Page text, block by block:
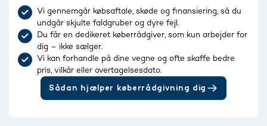
Vi gennemgår købsaftale, skøde og finansiering, så du
undgår skjulte faldgruber og dyre fejl.
Du får en dedikeret køberrådgiver, som kun arbejder for
dig – ikke sælger.
Vi kan forhandle på dine vegne og ofte skaffe bedre
pris, vilkår eller overtagelsesdato.
Sådan hjælper køberrådgivning dig